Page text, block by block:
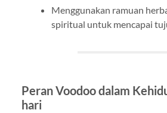
Menggunakan ramuan
spiritual untuk mencapai
Peran Voodoo dalam
hari